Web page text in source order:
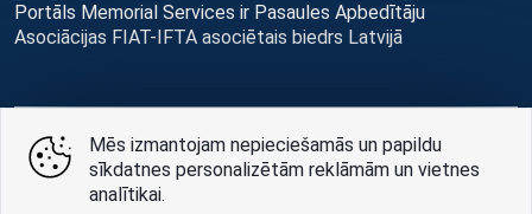
Portāls Memorial Services ir Pasaules Apbedītāju
Asociācijas FIAT-IFTA asociētais biedrs Latvijā
© Memorial Services, 2016 — 2026 pr3-g
Privātuma politikai
Mēs izmantojam nepieciešamās un papildu
sīkdatnes personalizētām reklāmām un vietnes
analītikai.